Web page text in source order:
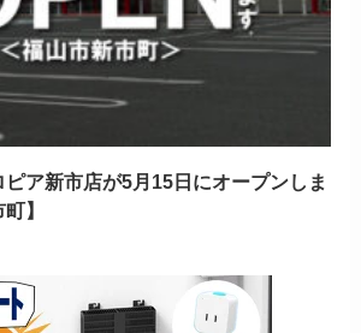
ア新市店が5月15日にオープンしま
】